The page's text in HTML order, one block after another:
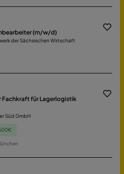
(m/w/d)
der Sächsischen Wirtschaft
Fachkraft für Lagerlogistik
Süd GmbH